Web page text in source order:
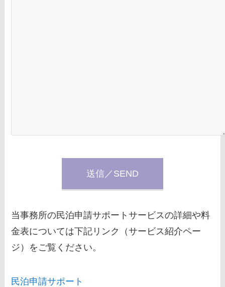
当事務所の民泊申請サポートサービスの詳細や料
金表については下記リンク（サービス紹介ペー
ジ）をご覧ください。
民泊申請サポート